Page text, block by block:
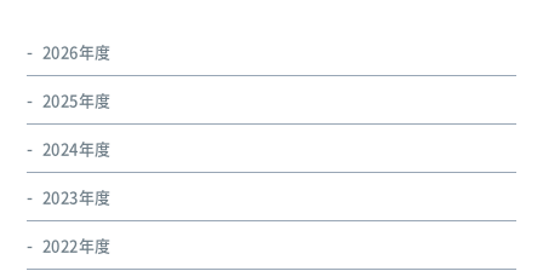
2026年度
2025年度
2024年度
2023年度
2022年度